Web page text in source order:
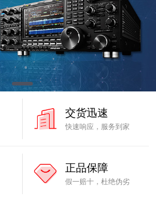
交货迅速
快速响应，服务到家
正品保障
假一赔十，杜绝伪劣